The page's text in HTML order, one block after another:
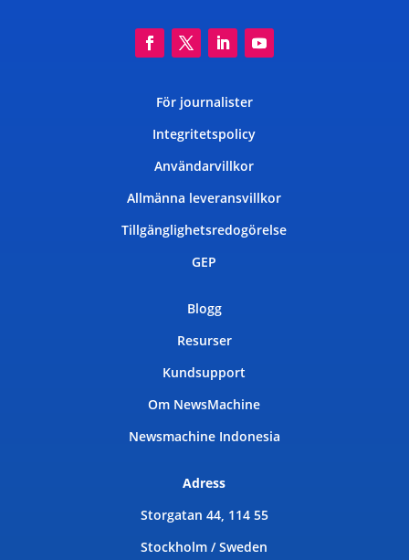
För journalister
Integritetspolicy
Användarvillkor
Allmänna leveransvillkor
Tillgänglighetsredogörelse
GEP
Blogg
Resurser
Kundsupport
Om NewsMachine
Newsmachine Indonesia
Adress
Storgatan 44, 114 55
Stockholm / Sweden